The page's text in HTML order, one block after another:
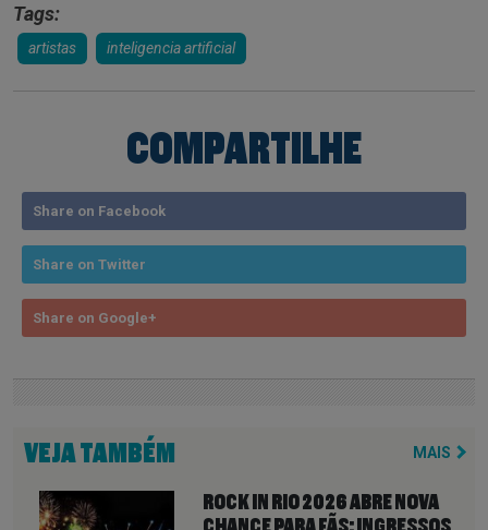
Tags:
artistas inteligencia artificial
COMPARTILHE
Share on Facebook
Share on Twitter
Share on Google+
VEJA TAMBÉM MAIS
ROCK IN RIO 2026 ABRE NOVA